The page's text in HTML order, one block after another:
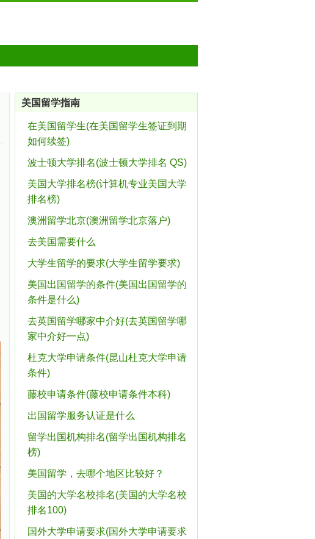
美国留学指南
在美国留学生(在美国留学生签证到期
如何续签)
波士顿大学排名(波士顿大学排名 QS)
美国大学排名榜(计算机专业美国大学
排名榜)
澳洲留学北京(澳洲留学北京落户)
去美国需要什么
大学生留学的要求(大学生留学要求)
美国出国留学的条件(美国出国留学的
条件是什么)
去英国留学哪家中介好(去英国留学哪
家中介好一点)
杜克大学申请条件(昆山杜克大学申请
条件)
藤校申请条件(藤校申请条件本科)
出国留学服务认证是什么
留学出国机构排名(留学出国机构排名
榜)
美国留学，去哪个地区比较好？
美国的大学名校排名(美国的大学名校
排名100)
国外大学申请要求(国外大学申请要求